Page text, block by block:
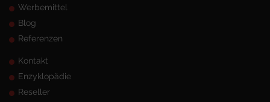
Werbemittel
Blog
Referenzen
Kontakt
Enzyklopädie
Reseller